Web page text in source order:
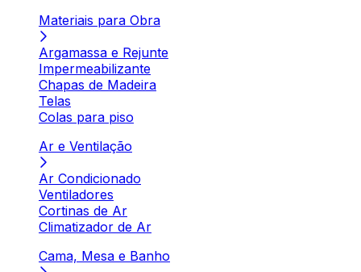
Materiais para Obra
Argamassa e Rejunte
Impermeabilizante
Chapas de Madeira
Telas
Colas para piso
Ar e Ventilação
Ar Condicionado
Ventiladores
Cortinas de Ar
Climatizador de Ar
Cama, Mesa e Banho